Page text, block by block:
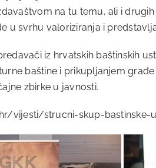
na tu temu, ali i
u svrhu valoriziranja i
iz hrvatskih baštinskih
baštine i prikupljanjem
zbirke u javnosti.
vijesti/strucni-skup-